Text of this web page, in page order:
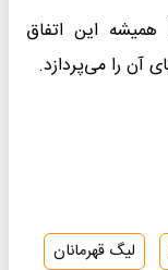
همیشه این اتفاق
آن را می‌پردازد.
لیگ قهرمانان